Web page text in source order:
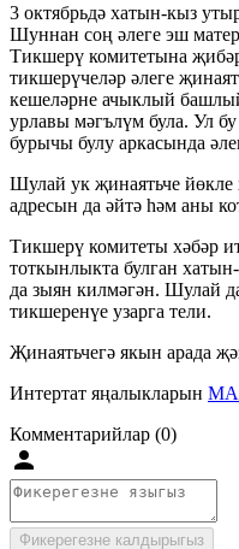
3 октябрьдә хатын-кыз
Шуннан соң әлеге эш
Тикшерү комитетына
тикшерүчеләр әлеге
кешеләрне ачыклый
урлавы мәгълүм була. Ул
бурычы булу аркасында
Шулай ук җинаятьче
адресын да әйтә һәм аны
Тикшерү комитеты хәбәр
тоткынлыкта булган
да зыян килмәгән. Шулай
тикшеренүе узарга тели.
Җинаятьчегә якын арада
Интертат яңалыкларын
Комментарийлар (0)
Фикерегезне калдырыгыз